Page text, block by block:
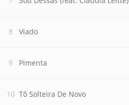
Viado
Pimenta
Tô Solteira De Novo